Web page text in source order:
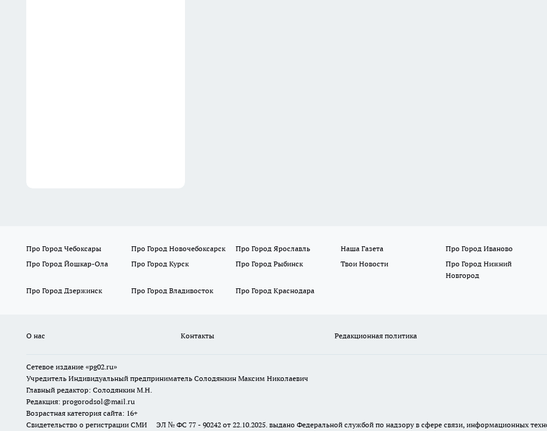
Про Город Чебоксары Про Город Новочебоксарск Про Город Ярославль Наша Газета
Про Город Иваново
Про Город Йошкар-Ола
Про Город Курск Про Город Рыбинск Твои Новости
Про Город Нижний
Новгород
Про Город Дзержинск
Про Город Владивосток Про Город Краснодара
О нас Контакты Редакционная политика
Сетевое издание «pg02.ru»
Учредитель Индивидуальный предприниматель Солодянкин Максим Николаевич
Главный редактор: Солодянкин М.Н.
Редакция: progorodsol@mail.ru
Возрастная категория сайта: 16+
Свидетельство о регистрации СМИ ЭЛ № ФС 77 - 90242 от 22.10.2025. выдано Федеральной службой по надзору в сфере связи, информационных